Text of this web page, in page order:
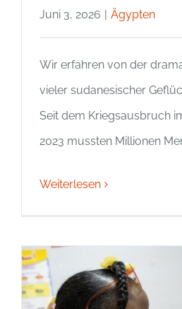
Juni 3, 2026 Ägypten
Wir erfahren von der
vieler sudanesischer
Seit dem Kriegsausbruch
2023 mussten Millionen
Weiterlesen